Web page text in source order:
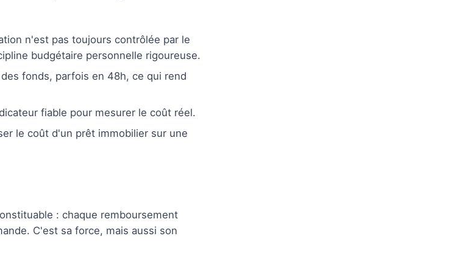
n'est pas toujours contrôlée par le
budgétaire personnelle rigoureuse.
fonds, parfois en 48h, ce qui rend
fiable pour mesurer le coût réel.
le coût d'un prêt immobilier sur une
: chaque remboursement
C'est sa force, mais aussi son